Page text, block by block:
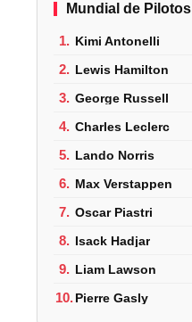
Mundial de Pilotos
1. Kimi Antonelli
2. Lewis Hamilton
3. George Russell
4. Charles Leclerc
5. Lando Norris
6. Max Verstappen
7. Oscar Piastri
8. Isack Hadjar
9. Liam Lawson
10.Pierre Gasly